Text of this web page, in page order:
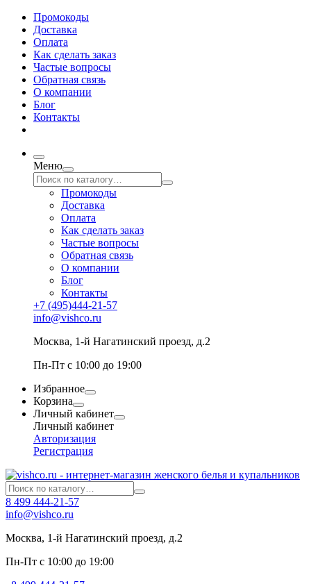
Промокоды
Доставка
Оплата
Как сделать заказ
Частые вопросы
Обратная связь
О компании
Блог
Контакты
Меню
Промокоды
Доставка
Оплата
Как сделать заказ
Частые вопросы
Обратная связь
О компании
Блог
Контакты
+7 (495)444-21-57
info@vishco.ru
Москва, 1-й Нагатинский проезд, д.2
Пн-Пт с 10:00 до 19:00
Избранное
Корзина
Личный кабинет
Личный кабинет
Авторизация
Регистрация
8 499 444-21-57
info@vishco.ru
Москва, 1-й Нагатинский проезд, д.2
Пн-Пт с 10:00 до 19:00